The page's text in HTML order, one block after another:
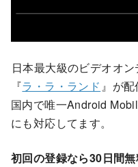
日本最大級のビデオオ
『ラ・ラ・ランド 』が配
国内で唯一Android
にも対応してます。
初回の登録なら30日間